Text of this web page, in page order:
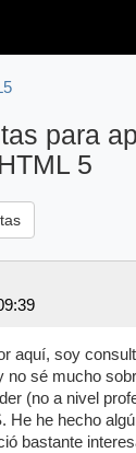
para
HTML 5
aquí, soy
no sé mucho
(no a nivel
He he hecho
bastante